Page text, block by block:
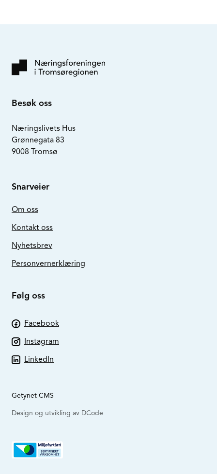
Besøk oss
Næringslivets Hus
Grønnegata 83
9008 Tromsø
Snarveier
Om oss
Kontakt oss
Nyhetsbrev
Personvernerklæring
Følg oss
Facebook
Instagram
LinkedIn
Getynet CMS
Design og utvikling av DCode